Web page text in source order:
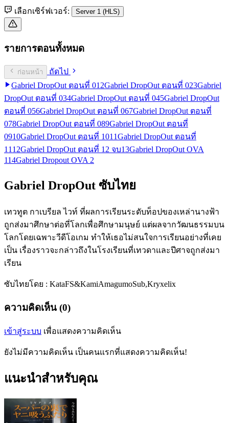
เลือกเซิร์ฟเวอร์: Server 1 (HLS)
รายการตอนทั้งหมด
ก่อนหน้า
ถัดไป
Gabriel DropOut ตอนที่ 01 2Gabriel DropOut ตอนที่ 023Gabriel
DropOut ตอนที่ 034Gabriel DropOut ตอนที่ 045Gabriel DropOut
ตอนที่ 056Gabriel DropOut ตอนที่ 067Gabriel DropOut ตอนที่
078Gabriel DropOut ตอนที่ 089Gabriel DropOut ตอนที่
0910Gabriel DropOut ตอนที่ 1011Gabriel DropOut ตอนที่
11 12Gabriel DropOut ตอนที่ 12 จบ13Gabriel DropOut OVA
114Gabriel Dropout OVA 2
Gabriel DropOut ซับไทย
เทวทูต กาเบรียล ไวท์ ที่ผลการเรียนระดับท็อปของเหล่านางฟ้า
ถูกส่งมาศึกษาต่อที่โลกเพื่อศึกษามนุษย์ แต่ผลจากวัฒนธรรมบน
โลกโดยเฉพาะวีดีโอเกม ทำให้เธอไม่สนใจการเรียนอย่างที่เคย
เป็น เรื่องราวจะกล่าวถึงในโรงเรียนที่เทวดาและปีศาจถูกส่งมา
เรียน
ซับไทยโดย : KataFS&KamiAmagumoSub,Kryxelix
ความคิดเห็น (0)
เข้าสู่ระบบ เพื่อแสดงความคิดเห็น
ยังไม่มีความคิดเห็น เป็นคนแรกที่แสดงความคิดเห็น!
แนะนำสำหรับคุณ